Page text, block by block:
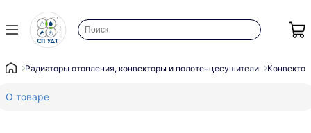
Радиаторы отопления, конвекторы и полотенцесушители
О товаре